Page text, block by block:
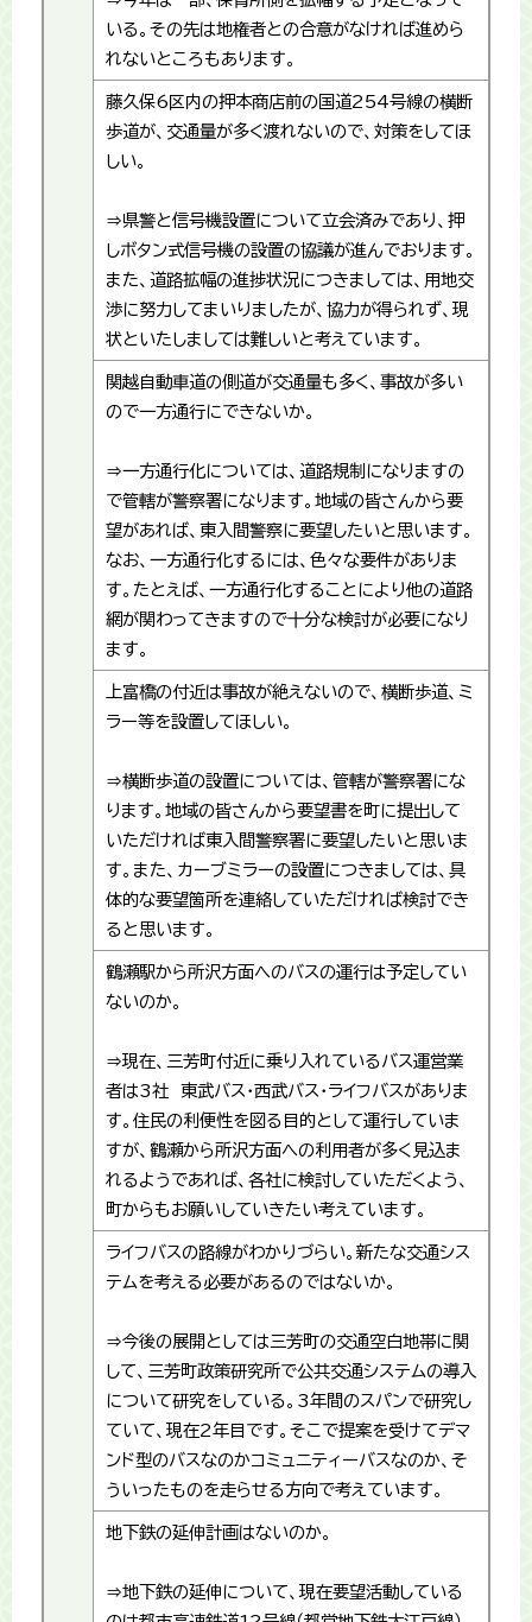
いる。その先は地権者との合意がなければ進めら
れないところもあります。
藤久保6区内の押本商店前の国道254号線の横断
歩道が、交通量が多く渡れないので、対策をしてほ
しい。
⇒県警と信号機設置について立会済みであり、押
しボタン式信号機の設置の協議が進んでおります。
また、道路拡幅の進捗状況につきましては、用地交
渉に努力してまいりましたが、協力が得られず、現
状といたしましては難しいと考えています。
関越自動車道の側道が交通量も多く、事故が多い
ので一方通行にできないか。
⇒一方通行化については、道路規制になりますの
で管轄が警察署になります。地域の皆さんから要
望があれば、東入間警察に要望したいと思います。
なお、一方通行化するには、色々な要件がありま
す。たとえば、一方通行化することにより他の道路
網が関わってきますので十分な検討が必要になり
ます。
上富橋の付近は事故が絶えないので、横断歩道、ミ
ラー等を設置してほしい。
⇒横断歩道の設置については、管轄が警察署にな
ります。地域の皆さんから要望書を町に提出して
いただければ東入間警察署に要望したいと思いま
す。また、カーブミラーの設置につきましては、具
体的な要望箇所を連絡していただければ検討でき
ると思います。
鶴瀬駅から所沢方面へのバスの運行は予定してい
ないのか。
⇒現在、三芳町付近に乗り入れているバス運営業
者は3社 東武バス・西武バス・ライフバスがありま
す。住民の利便性を図る目的として運行していま
すが、鶴瀬から所沢方面への利用者が多く見込ま
れるようであれば、各社に検討していただくよう、
町からもお願いしていきたい考えています。
ライフバスの路線がわかりづらい。新たな交通シス
テムを考える必要があるのではないか。
⇒今後の展開としては三芳町の交通空白地帯に関
して、三芳町政策研究所で公共交通システムの導入
について研究をしている。3年間のスパンで研究し
ていて、現在2年目です。そこで提案を受けてデマ
ンド型のバスなのかコミュニティーバスなのか、そ
ういったものを走らせる方向で考えています。
地下鉄の延伸計画はないのか。
⇒地下鉄の延伸について、現在要望活動している